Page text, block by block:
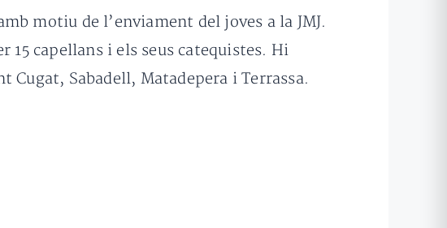
motiu de l’enviament del joves a la JMJ.
capellans i els seus catequistes. Hi
Sabadell, Matadepera i Terrassa.